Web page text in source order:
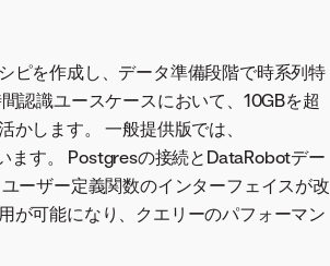
ピを作成し、データ準備段階で時系列特
認識ユースケースにおいて、10GBを超
します。 一般提供版では、
す。 Postgresの接続とDataRobotデー
ーザー定義関数のインターフェイスが改
が可能になり、クエリーのパフォーマン